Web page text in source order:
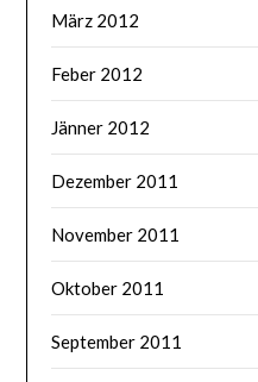
März 2012
Feber 2012
Jänner 2012
Dezember 2011
November 2011
Oktober 2011
September 2011